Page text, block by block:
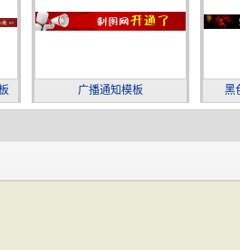
广播通知模板 黑